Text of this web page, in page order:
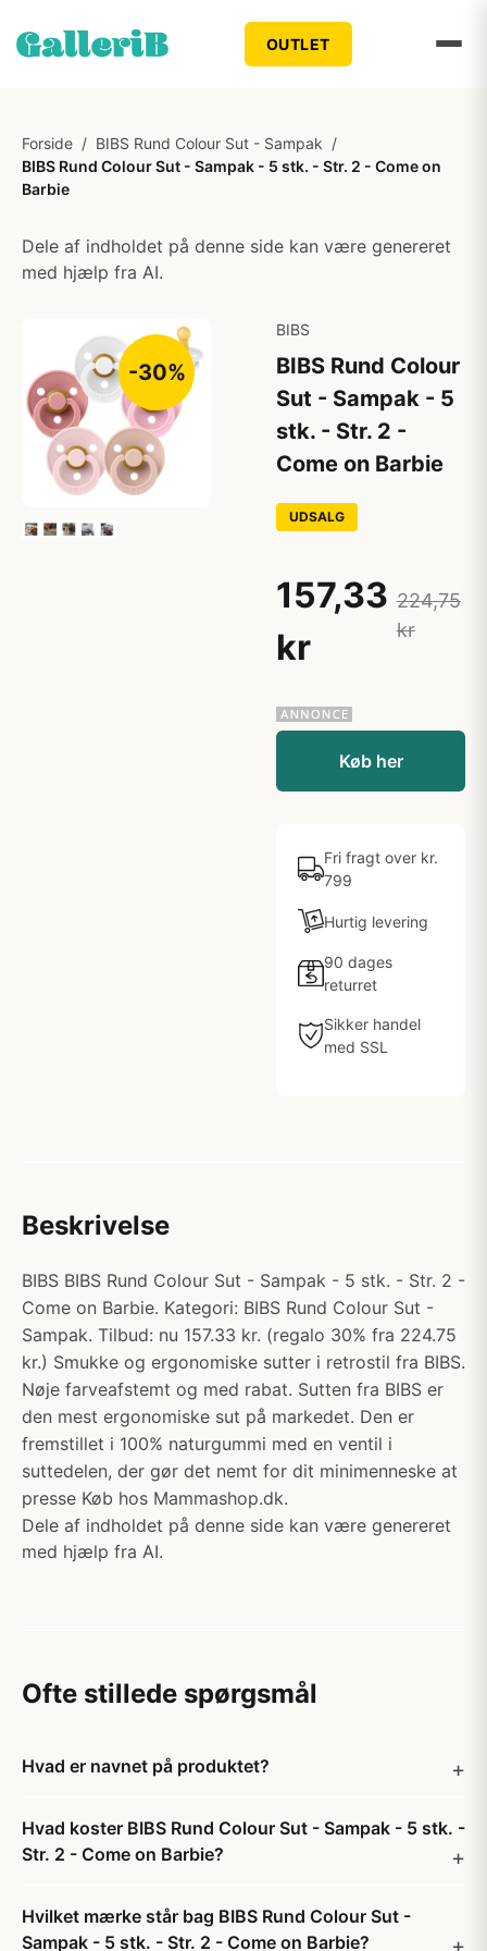
OUTLET
Forside / BIBS Rund Colour Sut - Sampak /
BIBS Rund Colour Sut - Sampak - 5 stk. - Str. 2 - Come on
Barbie
Dele af indholdet på denne side kan være genereret
med hjælp fra AI.
-30%
BIBS
BIBS Rund Colour
Sut - Sampak - 5
stk. - Str. 2 -
Come on Barbie
UDSALG
157,33
kr
224,75
kr
Køb her
Fri fragt over kr.
799
Hurtig levering
90 dages
returret
Sikker handel
med SSL
Beskrivelse
BIBS BIBS Rund Colour Sut - Sampak - 5 stk. - Str. 2 -
Come on Barbie. Kategori: BIBS Rund Colour Sut -
Sampak. Tilbud: nu 157.33 kr. (regalo 30% fra 224.75
kr.) Smukke og ergonomiske sutter i retrostil fra BIBS.
Nøje farveafstemt og med rabat. Sutten fra BIBS er
den mest ergonomiske sut på markedet. Den er
fremstillet i 100% naturgummi med en ventil i
suttedelen, der gør det nemt for dit minimenneske at
presse Køb hos Mammashop.dk.
Dele af indholdet på denne side kan være genereret
med hjælp fra AI.
Ofte stillede spørgsmål
Hvad er navnet på produktet?
Hvad koster BIBS Rund Colour Sut - Sampak - 5 stk. -
Str. 2 - Come on Barbie?
Hvilket mærke står bag BIBS Rund Colour Sut -
Sampak - 5 stk. - Str. 2 - Come on Barbie?